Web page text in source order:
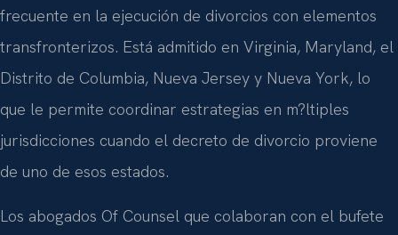
frecuente en la ejecución de divorcios con elementos
transfronterizos. Está admitido en Virginia, Maryland, el
Distrito de Columbia, Nueva Jersey y Nueva York, lo
que le permite coordinar estrategias en m?ltiples
jurisdicciones cuando el decreto de divorcio proviene
de uno de esos estados.
Los abogados Of Counsel que colaboran con el bufete